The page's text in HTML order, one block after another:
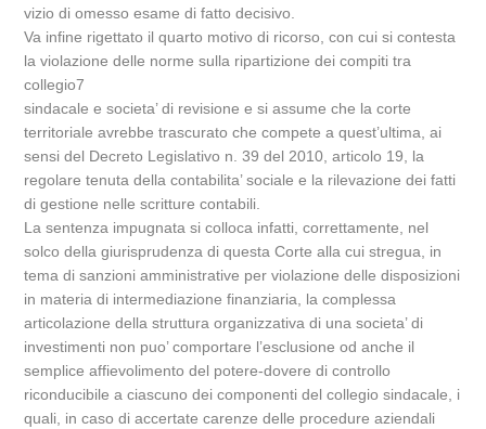
vizio di omesso esame di fatto decisivo.
Va infine rigettato il quarto motivo di ricorso, con cui si contesta
la violazione delle norme sulla ripartizione dei compiti tra
collegio7
sindacale e societa’ di revisione e si assume che la corte
territoriale avrebbe trascurato che compete a quest’ultima, ai
sensi del Decreto Legislativo n. 39 del 2010, articolo 19, la
regolare tenuta della contabilita’ sociale e la rilevazione dei fatti
di gestione nelle scritture contabili.
La sentenza impugnata si colloca infatti, correttamente, nel
solco della giurisprudenza di questa Corte alla cui stregua, in
tema di sanzioni amministrative per violazione delle disposizioni
in materia di intermediazione finanziaria, la complessa
articolazione della struttura organizzativa di una societa’ di
investimenti non puo’ comportare l’esclusione od anche il
semplice affievolimento del potere-dovere di controllo
riconducibile a ciascuno dei componenti del collegio sindacale, i
quali, in caso di accertate carenze delle procedure aziendali